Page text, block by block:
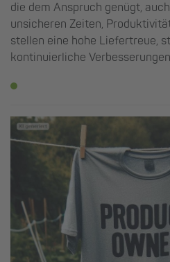
die dem Anspruch genügt,
unsicheren Zeiten,
stellen eine hohe Liefertreue,
kontinuierliche